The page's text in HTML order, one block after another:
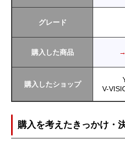
グレード
購入した商品
購入したショップ
V-
購入を考えたきっかけ・